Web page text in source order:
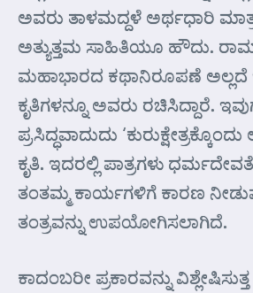
ಅವರು ತಾಳಮದ್ದಳೆ ಅರ್ಥಧಾರಿ
ಅತ್ಯುತ್ತಮ ಸಾಹಿತಿಯೂ ಹೌದು.
ಮಹಾಭಾರದ ಕಥಾನಿರೂಪಣೆ ಅಲ್ಲದೆ
ಕೃತಿಗಳನ್ನೂ ಅವರು ರಚಿಸಿದ್ದಾರೆ.
ಪ್ರಸಿದ್ಧವಾದುದು
ಕೃತಿ. ಇದರಲ್ಲಿ ಪಾತ್ರಗಳು
ತಂತಮ್ಮ ಕಾರ್ಯಗಳಿಗೆ ಕಾರಣ
ತಂತ್ರವನ್ನು ಉಪಯೋಗಿಸಲಾಗಿದೆ.
ಕಾದಂಬರೀ ಪ್ರಕಾರವನ್ನು